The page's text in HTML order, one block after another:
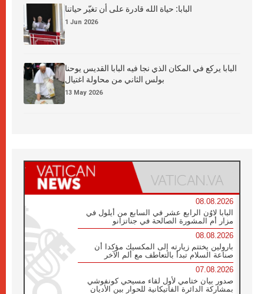
البابا: حياة الله قادرة على أن تغيّر حياتنا
1 Jun 2026
البابا يركع في المكان الذي نجا فيه البابا القديس يوحنا
بولس الثاني من محاولة اغتيال
13 May 2026
08.08.2026
البابا لاوُن الرابع عشر في السابع من أيلول في
مزار أم المشورة الصالحة في جناتزانو
08.08.2026
بارولين يختتم زيارته إلى المكسيك مؤكدا أن
صناعة السلام تبدأ بالتعاطف مع ألم الآخر
07.08.2026
صدور بيان ختامي لأول لقاء مسيحي كونفوشي
بمشاركة الدائرة الفاتيكانية للحوار بين الأديان